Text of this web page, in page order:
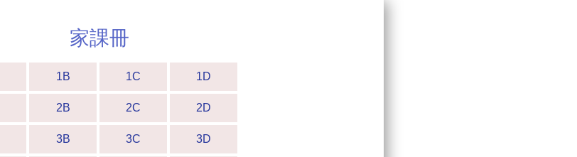
家課冊
1B 1C 1D
2B 2C 2D
3B 3C 3D